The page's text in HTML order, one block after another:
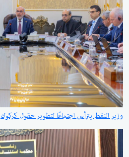
وزير النفط يترأس اجتماعًا لتطوير حقول كركوك